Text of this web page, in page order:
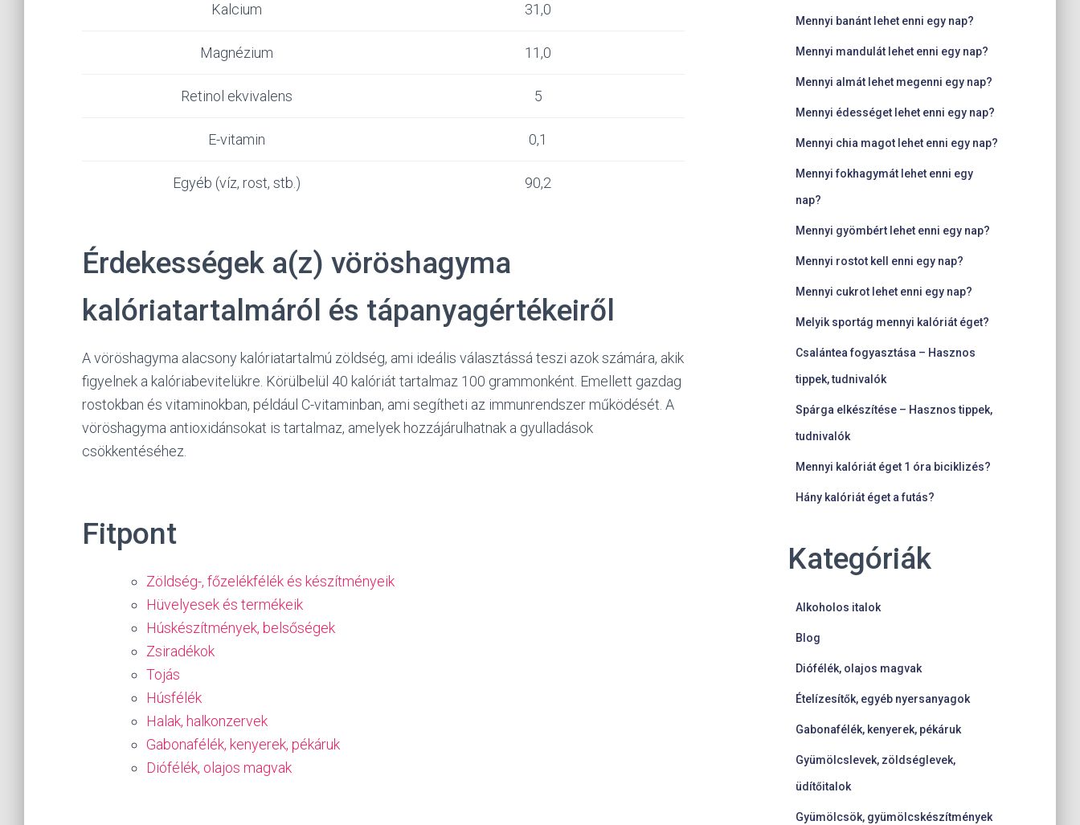
Kalcium 31,0
Magnézium 11,0
Retinol ekvivalens 5
E-vitamin 0,1
Egyéb (víz, rost, stb.) 90,2
Érdekességek a(z) vöröshagyma
kalóriatartalmáról és tápanyagértékeiről
A vöröshagyma alacsony kalóriatartalmú zöldség, ami ideális választássá teszi azok számára, akik
figyelnek a kalóriabevitelükre. Körülbelül 40 kalóriát tartalmaz 100 grammonként. Emellett gazdag
rostokban és vitaminokban, például C-vitaminban, ami segítheti az immunrendszer működését. A
vöröshagyma antioxidánsokat is tartalmaz, amelyek hozzájárulhatnak a gyulladások
csökkentéséhez.
Fitpont
Zöldség-, főzelékfélék és készítményeik
Hüvelyesek és termékeik
Húskészítmények, belsőségek
Zsiradékok
Tojás
Húsfélék
Halak, halkonzervek
Gabonafélék, kenyerek, pékáruk
Diófélék, olajos magvak
Mennyi banánt lehet enni egy nap?
Mennyi mandulát lehet enni egy nap?
Mennyi almát lehet megenni egy nap?
Mennyi édességet lehet enni egy nap?
Mennyi chia magot lehet enni egy nap?
Mennyi fokhagymát lehet enni egy
nap?
Mennyi gyömbért lehet enni egy nap?
Mennyi rostot kell enni egy nap?
Mennyi cukrot lehet enni egy nap?
Melyik sportág mennyi kalóriát éget?
Csalántea fogyasztása – Hasznos
tippek, tudnivalók
Spárga elkészítése – Hasznos tippek,
tudnivalók
Mennyi kalóriát éget 1 óra biciklizés?
Hány kalóriát éget a futás?
Kategóriák
Alkoholos italok
Blog
Diófélék, olajos magvak
Ételízesítők, egyéb nyersanyagok
Gabonafélék, kenyerek, pékáruk
Gyümölcslevek, zöldséglevek,
üdítőitalok
Gyümölcsök, gyümölcskészítmények